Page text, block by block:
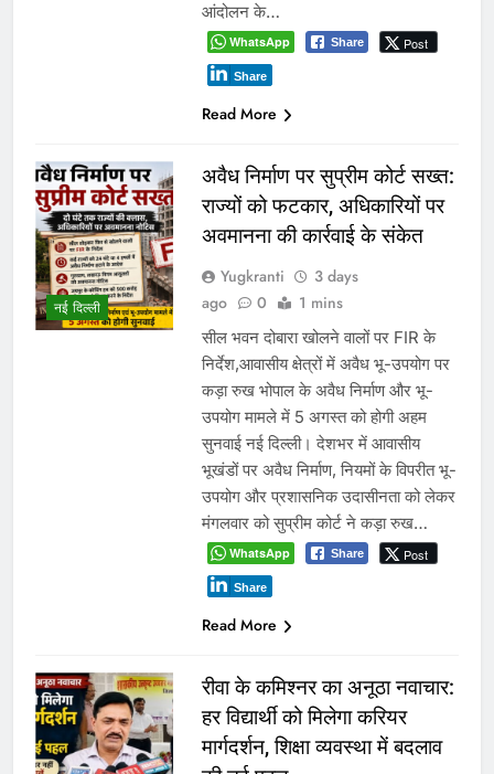
आंदोलन के…
WhatsApp Share Post
Share
Read More
नई दिल्ली
अवैध निर्माण पर सुप्रीम कोर्ट सख्त:
राज्यों को फटकार, अधिकारियों पर
अवमानना की कार्रवाई के संकेत
Yugkranti
3 days
ago
0 1 mins
सील भवन दोबारा खोलने वालों पर FIR के
निर्देश,आवासीय क्षेत्रों में अवैध भू-उपयोग पर
कड़ा रुख भोपाल के अवैध निर्माण और भू-
उपयोग मामले में 5 अगस्त को होगी अहम
सुनवाई नई दिल्ली। देशभर में आवासीय
भूखंडों पर अवैध निर्माण, नियमों के विपरीत भू-
उपयोग और प्रशासनिक उदासीनता को लेकर
मंगलवार को सुप्रीम कोर्ट ने कड़ा रुख…
WhatsApp Share Post
Share
Read More
रीवा के कमिश्नर का अनूठा नवाचार:
हर विद्यार्थी को मिलेगा करियर
मार्गदर्शन, शिक्षा व्यवस्था में बदलाव